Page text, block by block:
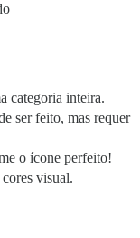
categoria inteira.
ser feito, mas requer
o ícone perfeito!
visual.